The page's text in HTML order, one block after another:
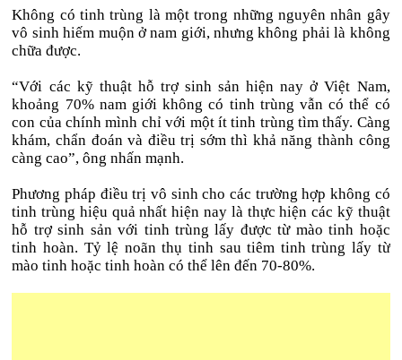
Không có tinh trùng là một trong những nguyên nhân gây
vô sinh hiếm muộn ở nam giới, nhưng không phải là không
chữa được.
“Với các kỹ thuật hỗ trợ sinh sản hiện nay ở Việt Nam,
khoảng 70% nam giới không có tinh trùng vẫn có thể có
con của chính mình chỉ với một ít tinh trùng tìm thấy. Càng
khám, chẩn đoán và điều trị sớm thì khả năng thành công
càng cao”, ông nhấn mạnh.
Phương pháp điều trị vô sinh cho các trường hợp không có
tinh trùng hiệu quả nhất hiện nay là thực hiện các kỹ thuật
hỗ trợ sinh sản với tinh trùng lấy được từ mào tinh hoặc
tinh hoàn. Tỷ lệ noãn thụ tinh sau tiêm tinh trùng lấy từ
mào tinh hoặc tinh hoàn có thể lên đến 70-80%.